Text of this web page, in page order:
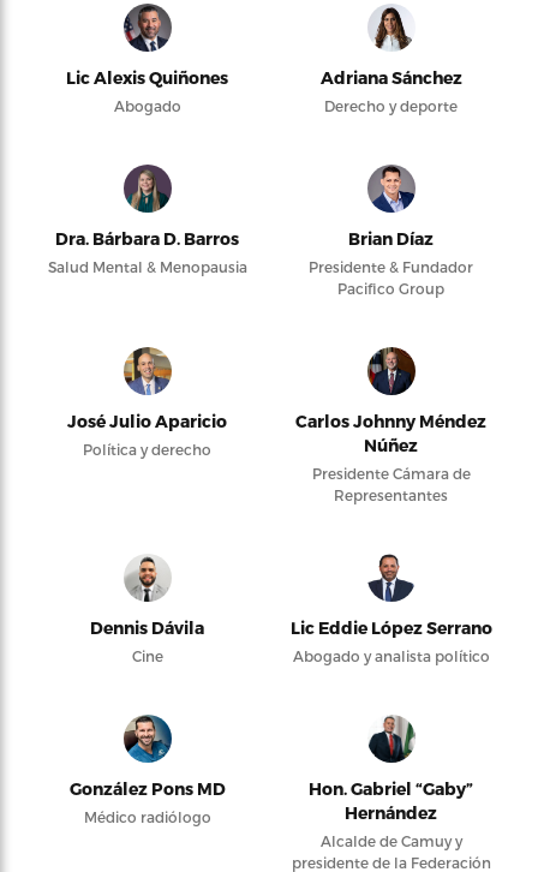
Lic Alexis Quiñones
Abogado
Adriana Sánchez
Derecho y deporte
Dra. Bárbara D. Barros
Salud Mental & Menopausia
Brian Díaz
Presidente & Fundador
Pacifico Group
José Julio Aparicio
Política y derecho
Carlos Johnny Méndez
Núñez
Presidente Cámara de
Representantes
Dennis Dávila
Cine
Lic Eddie López Serrano
Abogado y analista político
González Pons MD
Médico radiólogo
Hon. Gabriel “Gaby”
Hernández
Alcalde de Camuy y
presidente de la Federación